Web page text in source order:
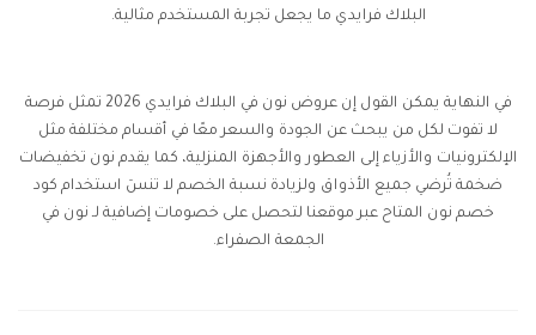
البلاك فرايدي ما يجعل تجربة المستخدم مثالية.
في النهاية يمكن القول إن عروض نون في البلاك فرايدي 2026 تمثل فرصة
لا تفوت لكل من يبحث عن الجودة والسعر معًا في أقسام مختلفة مثل
الإلكترونيات والأزياء إلى العطور والأجهزة المنزلية، كما يقدم نون تخفيضات
ضخمة تُرضي جميع الأذواق ولزيادة نسبة الخصم لا تنسَ استخدام كود
خصم نون المتاح عبر موقعنا لتحصل على خصومات إضافية لـ نون في
الجمعة الصفراء.